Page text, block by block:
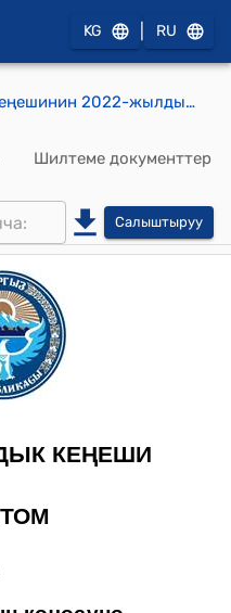
KG RU
Дара айылдык кеңешинин 2022-жылдын 20-январындагы № 8 "Чек айылынын көчөсүнө Т.Келдибековдун атын ыйгаруу жөнүндө" токтому
Шилтеме документтер
Салыштыруу